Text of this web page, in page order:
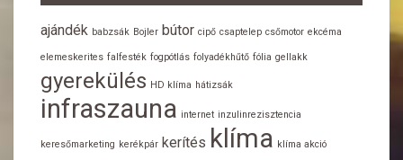
ajándék babzsák Bojler bútor cipő csaptelep csőmotor ekcéma
elemeskerites falfesték fogpótlás folyadékhűtő fólia gellakk
gyerekülés HD klíma hátizsák
infraszauna internet inzulinrezisztencia
keresőmarketing kerékpár kerítés klíma klíma akció